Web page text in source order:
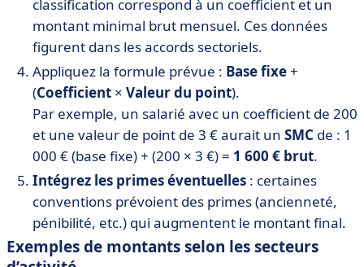
classification correspond à un coefficient et un
montant minimal brut mensuel. Ces données
figurent dans les accords sectoriels.
Appliquez la formule prévue : Base fixe+
(Coefficient × Valeur du point).
Par exemple, un salarié avec un coefficient de 200
et une valeur de point de 3 € aurait un SMC de : 1
000 € (base fixe) + (200 × 3 €) = 1 600 € brut.
Intégrez les primes éventuelles : certaines
conventions prévoient des primes (ancienneté,
pénibilité, etc.) qui augmentent le montant final.
Exemples de montants selon les secteurs